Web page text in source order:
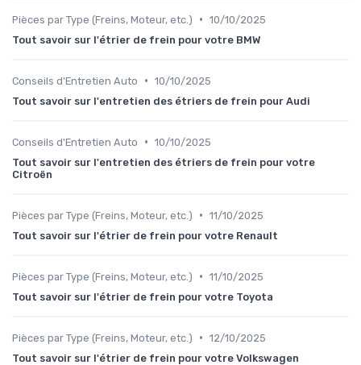
Pièces par Type (Freins, Moteur, etc.) • 10/10/2025
Tout savoir sur l'étrier de frein pour votre BMW
Conseils d'Entretien Auto • 10/10/2025
Tout savoir sur l'entretien des étriers de frein pour Audi
Conseils d'Entretien Auto • 10/10/2025
Tout savoir sur l'entretien des étriers de frein pour votre
Citroën
Pièces par Type (Freins, Moteur, etc.) • 11/10/2025
Tout savoir sur l'étrier de frein pour votre Renault
Pièces par Type (Freins, Moteur, etc.) • 11/10/2025
Tout savoir sur l'étrier de frein pour votre Toyota
Pièces par Type (Freins, Moteur, etc.) • 12/10/2025
Tout savoir sur l'étrier de frein pour votre Volkswagen